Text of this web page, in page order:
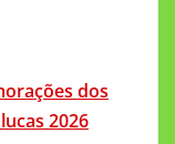
dos
2026